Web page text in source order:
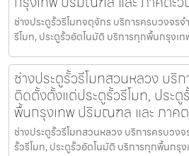
ช่างประตูรั้วรีโมทจตุจักร บริการครบวงจร
รีโมท, ประตูรั้วอัตโนมัติ บริการทุกพื้นกรุงเท
ช่างประตูรั้วรีโมทสวนหลวง บริ
ติดตั้งตั้งแต่ประตูรั้วรีโมท, ประ
พื้นกรุงเทพ ปริมณฑล และ ภาค
ช่างประตูรั้วรีโมทสวนหลวง บริการครบวง
รั้วรีโมท, ประตูรั้วอัตโนมัติ บริการทุกพื้นกรุง